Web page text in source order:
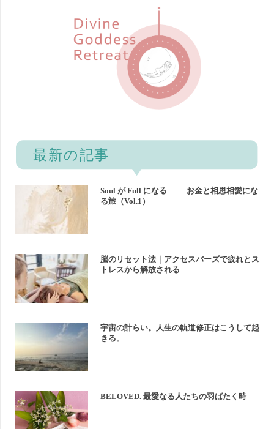
Soul が Full になる —— お金と相思相愛にな
る旅（Vol.1）
脳のリセット法｜アクセスバーズで疲れとス
トレスから解放される
宇宙の計らい。人生の軌道修正はこうして起
きる。
BELOVED. 最愛なる人たちの羽ばたく時